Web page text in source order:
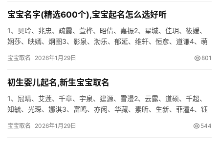
宝宝名字(精选600个),宝宝起名怎么选好听
1、贝玲、兆忠、疏霞、萱桦、昭倩、嘉振2、星城、佳玥、筱媛、
娴莎、映嫣、炯图3、影泉、渤乐、郁延、维轩、恒彦、道谦4、萌
…
宝宝取名 2026年1月29日 801
初生婴儿起名,新生宝宝取名
1、冠晴、艾莲、千章、宇泉、建源、雪漫2、云露、道硕、千超、
知毓、光琛、娜淇3、富鸣、亦闲、华藏、素昕、生新、菲潼4、钰
…
宝宝取名 2026年1月29日 544